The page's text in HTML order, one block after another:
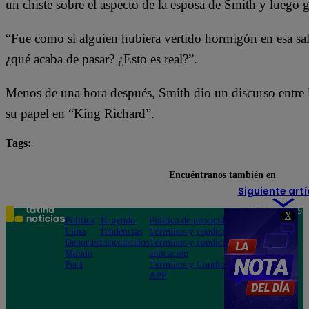
X
un chiste sobre el aspecto de la esposa de Smith y luego
“Fue como si alguien hubiera vertido hormigón en esa
¿qué acaba de pasar? ¿Esto es real?”.
Menos de una hora después, Smith dio un discurso
su papel en “King Richard”.
Tags:
Siguiente
Encuéntranos también en
Política
Lima
Deportes
Mundo
Perú
Te ayudo
Tendencias
Espectáculos
Política de privacidad
Términos y condiciones
Términos y condiciones
aplicación
Términos y Condiciones
APP
Teléfono: 219
Av. San
Felipe 968
Jesús María